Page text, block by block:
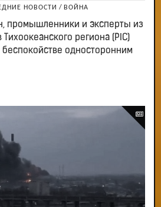
НОВОСТИ / ВОЙНА
промышленники и эксперты из
Тихоокеанского региона (PIC)
односторонним